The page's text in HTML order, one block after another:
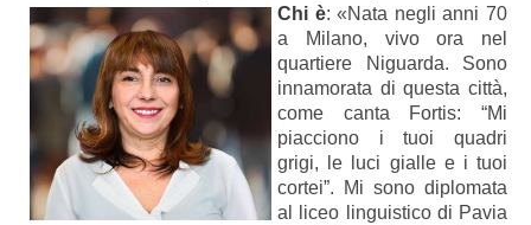
Chi è: «Nata negli anni 70
a Milano, vivo ora nel
quartiere Niguarda. Sono
innamorata di questa città,
come canta Fortis: “Mi
piacciono i tuoi quadri
grigi, le luci gialle e i tuoi
cortei”. Mi sono diplomata
al liceo linguistico di Pavia